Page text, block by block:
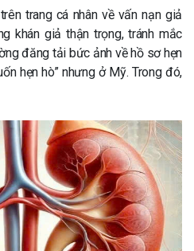
trang cá nhân về vấn nạn giả
khán giả thận trọng, tránh mắc
đăng tải bức ảnh về hồ sơ hẹn
hẹn hò” nhưng ở Mỹ. Trong đó,